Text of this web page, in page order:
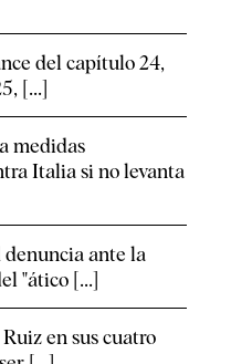
del capítulo 24,
[...]
medidas
Italia si no levanta
ante la
"ático [...]
en sus cuatro